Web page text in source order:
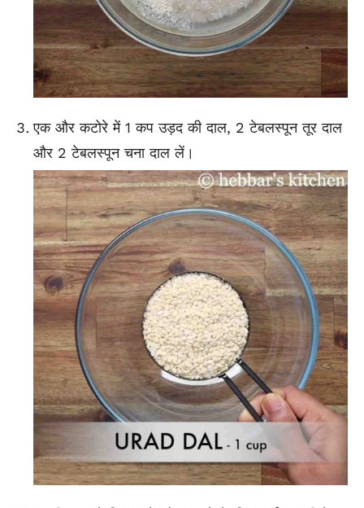
एक और कटोरे में 1 कप उड़द की दाल, 2 टेबलस्पून तूर दाल
और 2 टेबलस्पून चना दाल लें।